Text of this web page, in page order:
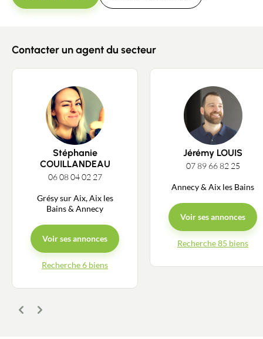
Contacter un agent du secteur
Stéphanie
COUILLANDEAU
06 08 04 02 27
Grésy sur Aix, Aix les
Bains & Annecy
Voir ses annonces
Recherche 6 biens
Jérémy LOUIS
07 89 66 82 25
Annecy & Aix les Bains
Voir ses annonces
Recherche 85 biens
Précédent
Suivant